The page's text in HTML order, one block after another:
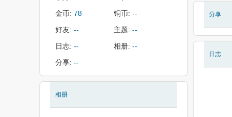
金币: 78 铜币: --
好友: -- 主题: --
日志: -- 相册: --
分享: --
相册
分享
日志